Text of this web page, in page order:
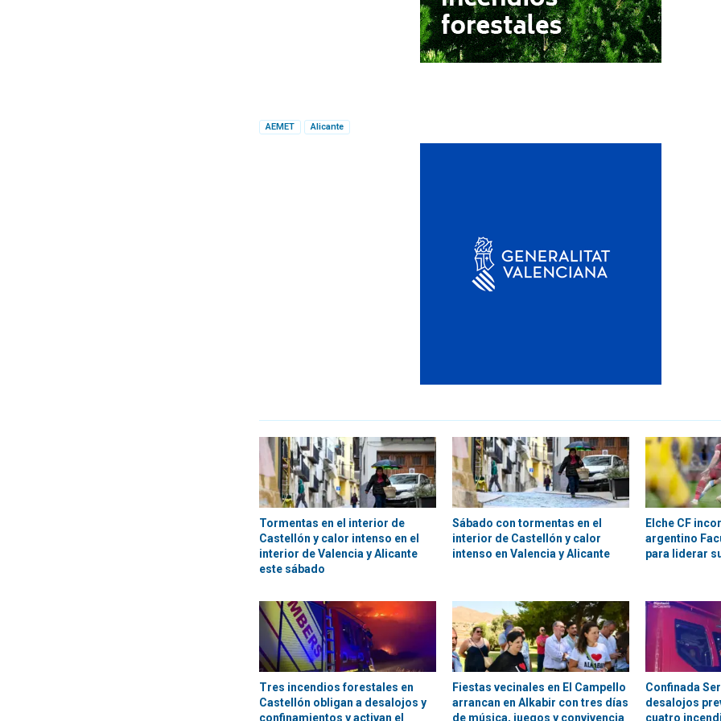
AEMET Alicante
Tormentas en el interior de
Castellón y calor intenso en el
interior de Valencia y Alicante
este sábado
Sábado con tormentas en el
interior de Castellón y calor
intenso en Valencia y Alicante
Elche CF
argentino
para liderar
Tres incendios forestales en
Castellón obligan a desalojos y
confinamientos y activan el
Fiestas vecinales en El Campello
arrancan en Alkabir con tres días
de música, juegos y convivencia
Confinada
desalojos
cuatro